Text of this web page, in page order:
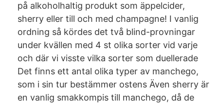
på alkoholhaltig produkt som äppelcider,
sherry eller till och med champagne! I vanlig
ordning så kördes det två blind-provningar
under kvällen med 4 st olika sorter vid varje
och där vi visste vilka sorter som duellerade
Det finns ett antal olika typer av manchego,
som i sin tur bestämmer ostens Även sherry är
en vanlig smakkompis till manchego, då de